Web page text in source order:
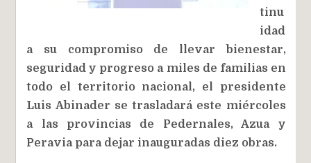
tinu
idad
a su compromiso de llevar bienestar,
seguridad y progreso a miles de familias en
todo el territorio nacional, el presidente
Luis Abinader se trasladará este miércoles
a las provincias de Pedernales, Azua y
Peravia para dejar inauguradas diez obras.